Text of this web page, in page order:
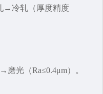
→冷轧（厚度精度
光（Ra≤0.4μm）。